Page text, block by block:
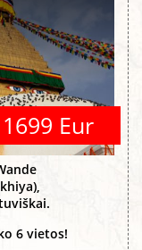
1699 Eur
6 vietos!